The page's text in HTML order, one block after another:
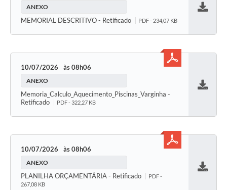
ANEXO
MEMORIAL DESCRITIVO - Retificado PDF - 234,07 KB
10/07/2026 08h06
ANEXO
Memoria_Calculo_Aquecimento_Piscinas_Varginha -
Retificado
PDF - 322,27 KB
10/07/2026 08h06
ANEXO
PLANILHA ORÇAMENTÁRIA - Retificado
PDF -
267,08 KB